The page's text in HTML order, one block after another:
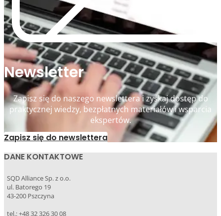
Newsletter
Zapisz się do naszego newslettera i zyskaj dostęp do
praktycznej wiedzy, bezpłatnych materiałów i wsparcia
ekspertów.
Zapisz się do newslettera
DANE KONTAKTOWE
SQD Alliance Sp. z o.o.
ul. Batorego 19
43-200 Pszczyna
tel.: +48 32 326 30 08